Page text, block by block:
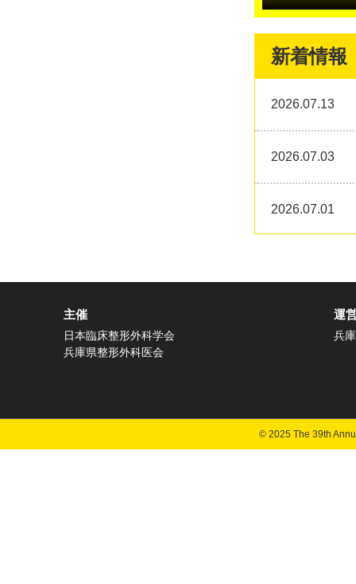
新着情報
2026.07.13
2026.07.03
2026.07.01
2026.06.22
2026.06.15
主催
日本臨床整形外科学会
兵庫県整形外科医会
運
兵
© 2025 The 39th